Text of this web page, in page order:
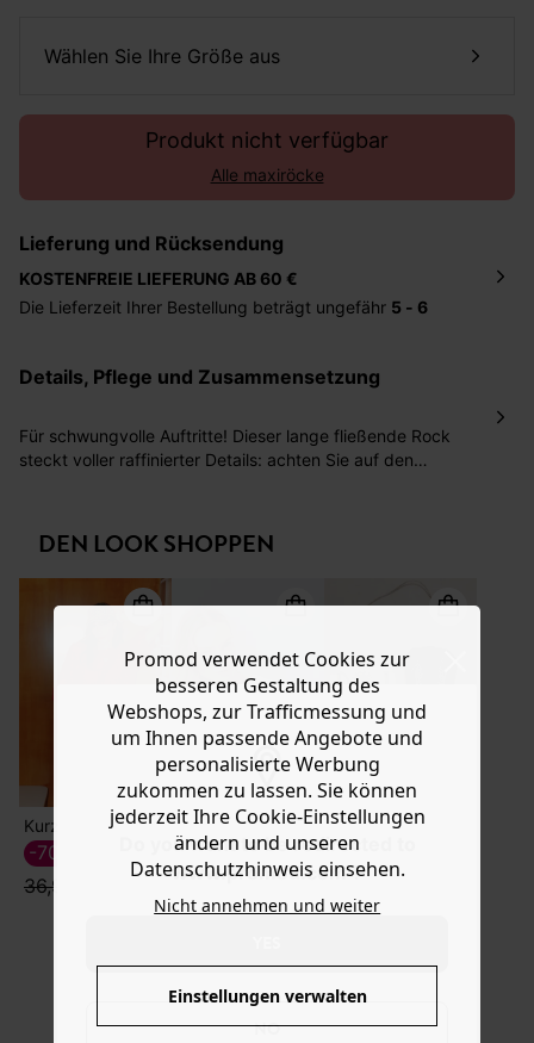
Do you want to be redirected to
www.promod.com ?
NO
Wählen Sie Ihre Größe aus
Produkt nicht verfügbar
Alle maxiröcke
Lieferung und Rücksendung
KOSTENFREIE LIEFERUNG AB 60 €
Die Lieferzeit Ihrer Bestellung beträgt ungefähr 5 - 6
betragen 2,95 Euro bei einem Bestellwert von unter 60
Sie haben das Recht binnen30 Tagennach Erhalt der
Details, Pflege und Zusammensetzung
Für schwungvolle Auftritte! Dieser lange fließende Rock
steckt voller raffinierter Details: achten Sie auf den
Modell ist ausgestellt geschnitten mit Formbund vorn
(hinten elastisch). Enthält 100 % Viskose aus Zellstoff aus
nachhaltiger Forstwirtschaft.
DEN LOOK SHOPPEN
Kurzarmpullover
36,99 €
-70%
T-Shirt im Ecodesign
6,49 €
-50%
39,99 €
99,99 €
Promod verwendet Cookies zur
besseren Gestaltung des
Webshops, zur Trafficmessung und
um Ihnen passende Angebote und
personalisierte Werbung
zukommen zu lassen. Sie können
jederzeit Ihre Cookie-Einstellungen
ändern und unseren
Datenschutzhinweis einsehen.
Nicht annehmen und weiter
Einstellungen verwalten